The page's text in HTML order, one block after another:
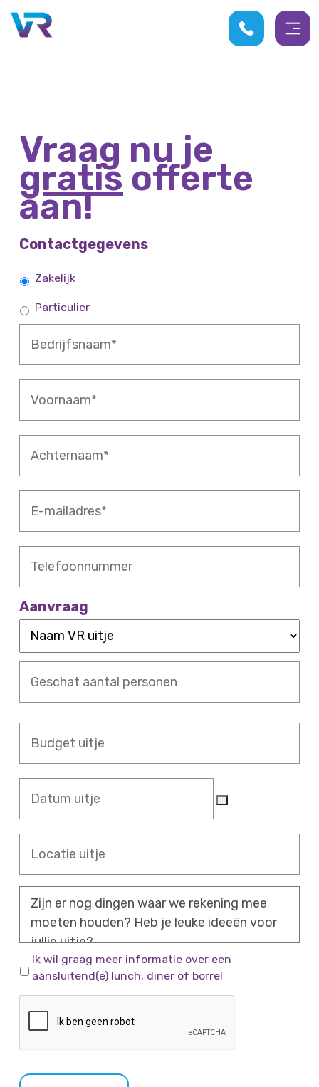
Vraag nu je
gratis offerte
aan!
Contactgegevens
Zakelijk/Particulier
Zakelijk
Particulier
Bedrijfsnaam *
Voornaam *
Achternaam *
E-
mailadres *
Telefoonnummer
Aanvraag
Naam
VR
uitje
Geschat
aantal
Budget
uitje
Datum
uitje
Locatie
uitje
Opties
Ik wil graag meer informatie over een
aansluitend(e) lunch, diner of borrel